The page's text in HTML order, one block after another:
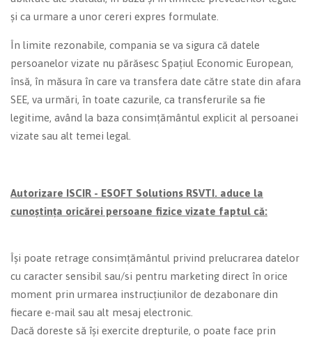
și ca urmare a unor cereri expres formulate.
În limite rezonabile, compania se va sigura că datele
persoanelor vizate nu părăsesc Spațiul Economic European,
însă, în măsura în care va transfera date către state din afara
SEE, va urmări, în toate cazurile, ca transferurile sa fie
legitime, având la baza consimțământul explicit al persoanei
vizate sau alt temei legal.
Autorizare ISCIR - ESOFT Solutions RSVTI. aduce la
cunoștința oricărei persoane fizice vizate faptul că:
Își poate retrage consimțământul privind prelucrarea datelor
cu caracter sensibil sau/si pentru marketing direct în orice
moment prin urmarea instrucțiunilor de dezabonare din
fiecare e-mail sau alt mesaj electronic.
Dacă doreste să își exercite drepturile, o poate face prin